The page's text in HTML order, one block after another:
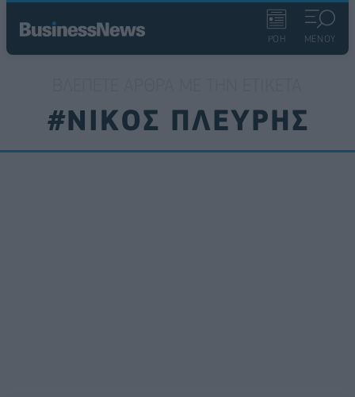
ΡΟΗ ΜΕΝΟΥ
#ΝΙΚΟΣ ΠΛΕΥΡΗΣ